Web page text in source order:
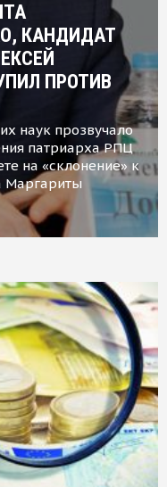
КАНДИДАТ
ПРОТИВ
наук прозвучало
патриарха РПЦ
на «склонение» к
Маргариты